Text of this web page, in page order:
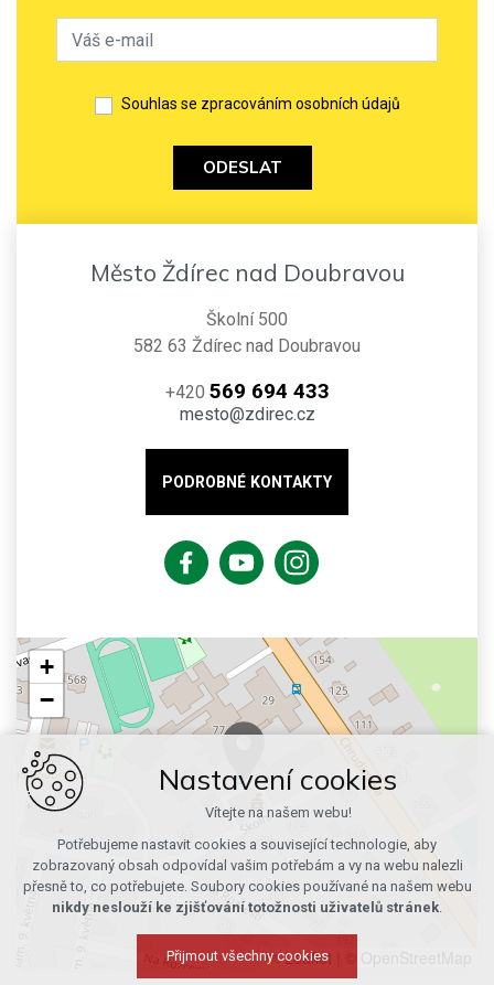
Souhlas se zpracováním osobních údajů
ODESLAT
Město Ždírec nad Doubravou
Školní 500
582 63 Ždírec nad Doubravou
+420 569 694 433
mesto@zdirec.cz
PODROBNÉ KONTAKTY
+
−
Leaflet
Nastavení cookies
Vítejte na našem webu!
Potřebujeme nastavit cookies a související technologie, aby
zobrazovaný obsah odpovídal vašim potřebám a vy na webu nalezli
přesně to, co potřebujete. Soubory cookies používané na našem webu
nikdy neslouží ke zjišťování totožnosti uživatelů stránek.
Přijmout všechny cookies